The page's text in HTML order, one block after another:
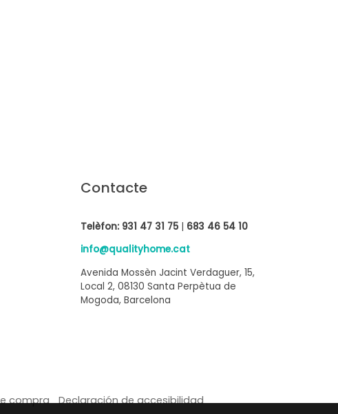
Contacte
Telèfon: 931 47 31 75| 683 46 54 10
info@qualityhome.cat
Avenida Mossèn Jacint Verdaguer, 15,
Local 2, 08130 Santa Perpètua de
Mogoda, Barcelona
compra Declaración de accesibilidad